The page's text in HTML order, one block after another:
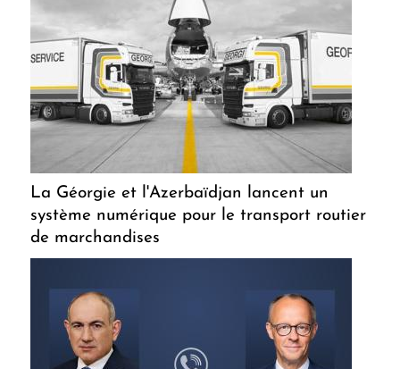
La Géorgie et l'Azerbaïdjan lancent un
système numérique pour le transport routier
de marchandises